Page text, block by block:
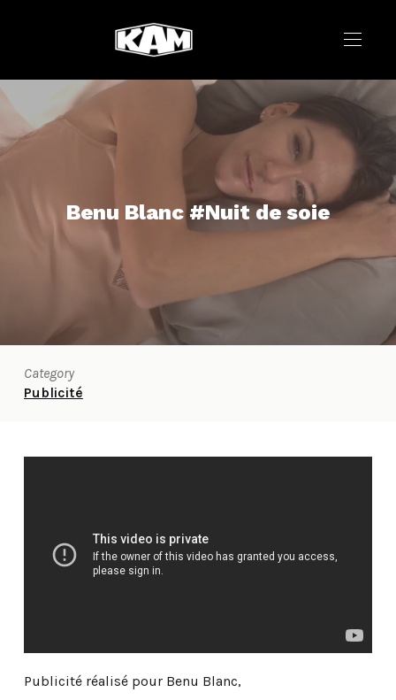
Benu Blanc #Nuit de soie
Category
Publicité
Publicité réalisé pour Benu Blanc,